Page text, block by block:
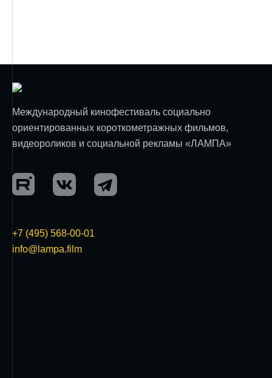
Международный кинофестиваль социально
ориентированных короткометражных фильмов,
видеороликов и социальной рекламы «ЛАМПА»
+7 (495) 568-00-01
info@lampa.film